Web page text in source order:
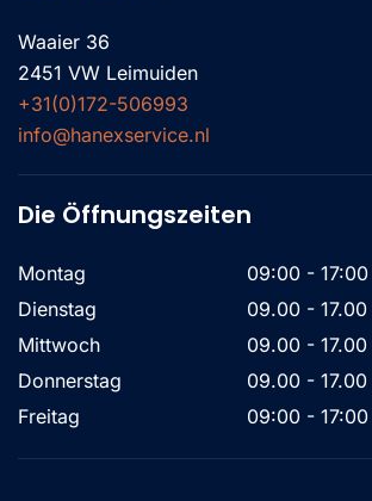
Waaier 36
2451 VW Leimuiden
+31(0)172-506993
info@hanexservice.nl
Die Öffnungszeiten
Montag
09:00 - 17:00
Dienstag
09.00 - 17.00
Mittwoch
09.00 - 17.00
Donnerstag
09.00 - 17.00
Freitag
09:00 - 17:00